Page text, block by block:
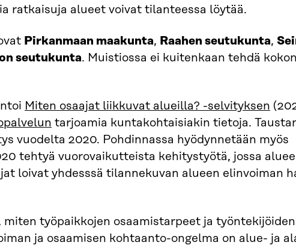
ratkaisuja alueet voivat tilanteessa löytää.
Pirkanmaan maakunta, Raahen seutukunta,
seutukunta. Muistiossa ei kuitenkaan tehdä
Miten osaajat liikkuvat alueilla? -selvityksen
tarjoamia kuntakohtaisiakin tietoja.
vuodelta 2020. Pohdinnassa hyödynnetään myös
tehtyä vuorovaikutteista kehitystyötä, jossa
loivat yhdesssä tilannekuvan alueen elinvoiman
miten työpaikkojen osaamistarpeet ja
ja osaamisen kohtaanto-ongelma on alue- ja